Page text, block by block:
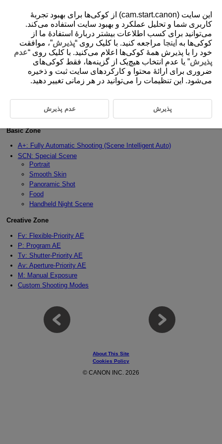
D388-041
Still Photo Shooting Mode
This chapter describes how to shoot still photos.
fully automatic shooting.
Setting the Shooting Mode
Basic Zone
A+: Fully Automatic Shooting (Scene Intelligent Auto)
SCN: Special Scene
Portrait
Smooth Skin
Panoramic Shot
Food
Handheld Night Scene
Creative Zone
Fv: Flexible-Priority AE
P: Program AE
Tv: Shutter-Priority AE
Av: Aperture-Priority AE
M: Manual Exposure
Custom Shooting Modes
About This Site
Cookies Policy
© CANON INC. 2026
این سایت (cam.start.canon) از کوکی‌ها برای بهبود تجربۀ
کاربری شما و تحلیل عملکرد و بهبود سایت استفاده می‌کند.
می‌توانید برای کسب اطلاعات بیشتر دربارۀ استفادۀ ما از
کوکی‌ها به اینجا مراجعه کنید. با کلیک روی “پذیرش”، موافقت
خود را با پذیرش همۀ کوکی‌ها اعلام می‌کنید. با کلیک روی “عدم
پذیرش” یا عدم انتخاب هیچ‌یک از گزینه‌ها، فقط کوکی‌های
ضروری برای ارائۀ محتوا و کارکردهای سایت ثبت و ذخیره
می‌شود. این تنظیمات را می‌توانید در هر زمانی تغییر دهید.
پذیرش عدم پذیرش